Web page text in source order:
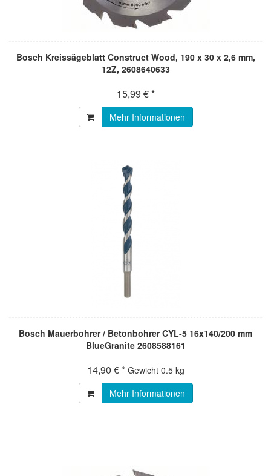
Bosch Kreissägeblatt Construct Wood, 190 x 30 x 2,6 mm,
12Z, 2608640633
15,99 € *
Mehr Informationen
Bosch Mauerbohrer / Betonbohrer CYL-5 16x140/200 mm
BlueGranite 2608588161
14,90 € * Gewicht 0.5 kg
Mehr Informationen